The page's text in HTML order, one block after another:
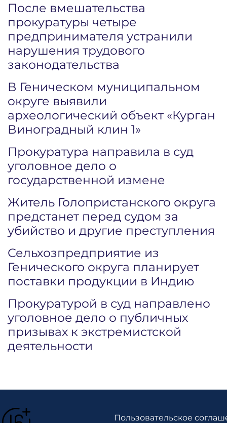
После вмешательства
прокуратуры четыре
предпринимателя устранили
нарушения трудового
законодательства
В Геническом муниципальном
округе выявили
археологический объект «Курган
Виноградный клин 1»
Прокуратура направила в суд
уголовное дело о
государственной измене
Житель Голопристанского округа
предстанет перед судом за
убийство и другие преступления
Сельхозпредприятие из
Генического округа планирует
поставки продукции в Индию
Прокуратурой в суд направлено
уголовное дело о публичных
призывах к экстремистской
деятельности
Пользовательское